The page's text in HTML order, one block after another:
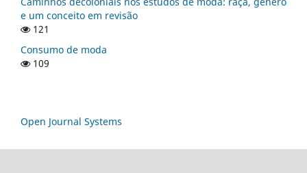
e um conceito em revisão
121
Consumo de moda
109
Open Journal Systems